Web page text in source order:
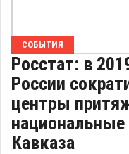
СОБЫТИЯ
Росстат: в
России
центры
национальные
Кавказа